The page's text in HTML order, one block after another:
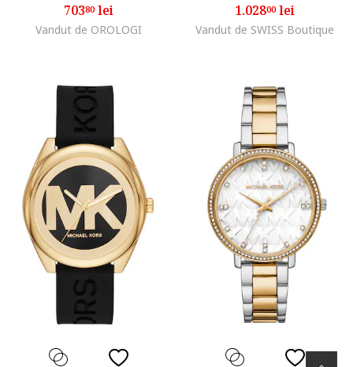
70380lei
Vandut de OROLOGI
1.02800lei
Vandut de SWISS Boutique